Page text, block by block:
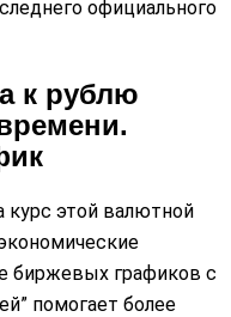
официального
к рублю
курс этой валютной
биржевых графиков с
помогает более